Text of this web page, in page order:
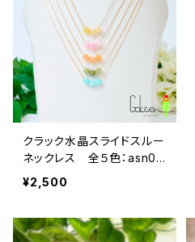
クラック水晶スライドスルー
ネックレス 全５色：asn00
3【浄化・願いが叶う?!】《ア
レルギー対応》
¥2,500